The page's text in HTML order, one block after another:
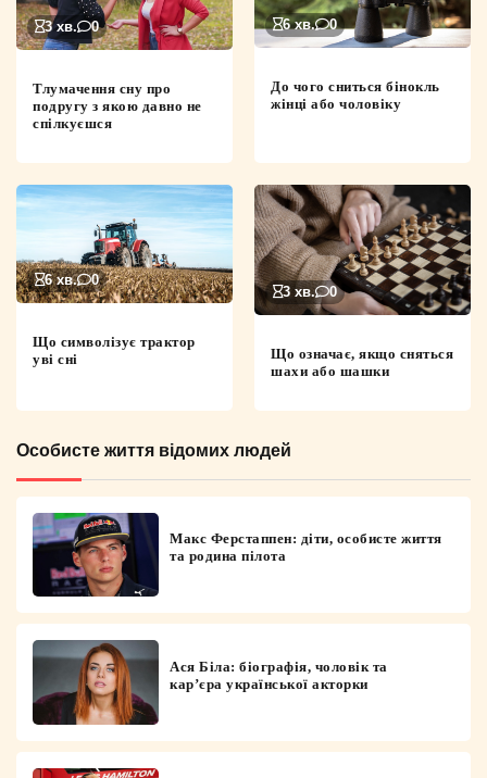
3 хв. 0
Тлумачення сну про
подругу з якою давно не
спілкуєшся
6 хв. 0
До чого сниться бінокль
жінці або чоловіку
6 хв. 0
Що символізує трактор
уві сні
3 хв. 0
Що означає, якщо сняться
шахи або шашки
Особисте життя відомих людей
Макс Ферстаппен: діти, особисте життя
та родина пілота
Ася Біла: біографія, чоловік та
кар’єра української акторки